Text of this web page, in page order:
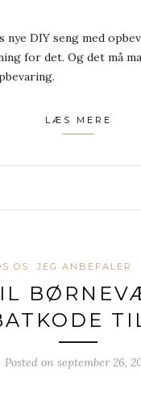
nye DIY seng med
for det. Og det må
LÆS MERE
OS JEG ANBEFALER
Posted on september 26,